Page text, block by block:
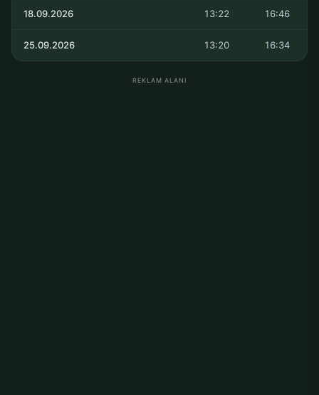
18.09.2026 13:22 16:46
25.09.2026 13:20 16:34
REKLAM ALANI